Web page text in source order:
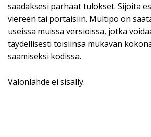
saadaksesi parhaat tulokset. Sijoita
viereen tai portaisiin. Multipo on
useissa muissa versioissa, jotka
täydellisesti toisiinsa mukavan
saamiseksi kodissa.
Valonlähde ei sisälly.